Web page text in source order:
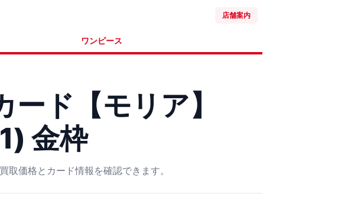
店舗案内
ワンピース
ード【モリア】
金枠
取価格とカード情報を確認できます。